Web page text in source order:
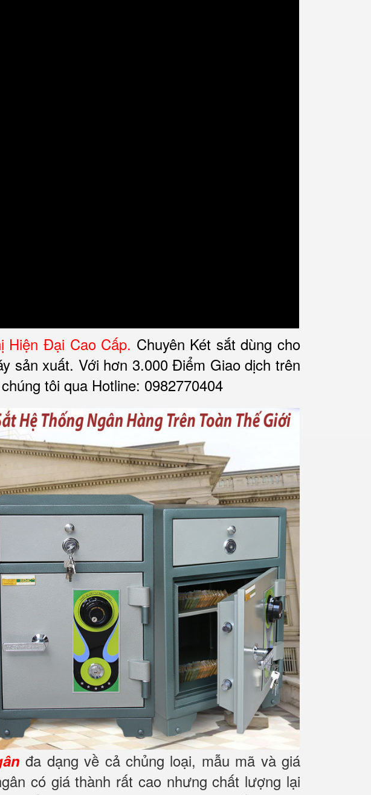
Hiện Đại Cao Cấp. Chuyên Két sắt dùng cho
sản xuất. Với hơn 3.000 Điểm Giao dịch trên
tôi qua Hotline: 0982770404
đa dạng về cả chủng loại, mẫu mã và giá
có giá thành rất cao nhưng chất lượng lại